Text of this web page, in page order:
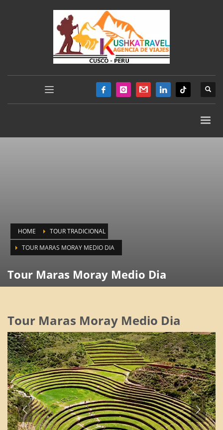
HOME
TOUR TRADICIONAL
TOUR MARAS MORAY MEDIO DIA
Tour Maras Moray Medio Dia
Tour Maras Moray Medio Dia